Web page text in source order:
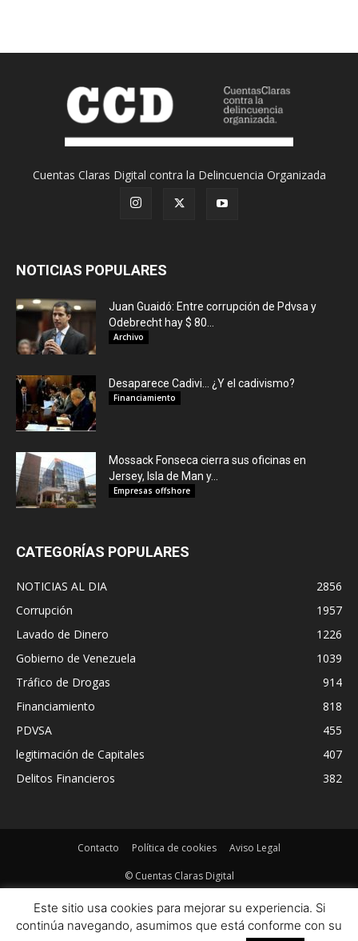
Cuentas Claras Digital contra la Delincuencia Organizada
NOTICIAS POPULARES
Juan Guaidó: Entre corrupción de Pdvsa y
Odebrecht hay $ 80...
Archivo
Desaparece Cadivi… ¿Y el cadivismo?
Financiamiento
Mossack Fonseca cierra sus oficinas en
Jersey, Isla de Man y...
Empresas offshore
CATEGORÍAS POPULARES
NOTICIAS AL DIA
2856
Corrupción
1957
Lavado de Dinero
1226
Gobierno de Venezuela
1039
Tráfico de Drogas
914
Financiamiento
818
PDVSA
455
legitimación de Capitales
407
Delitos Financieros
382
Contacto Política de cookies Aviso Legal
© Cuentas Claras Digital
Este sitio usa cookies para mejorar su experiencia. Si
continúa navegando, asumimos que está conforme con su